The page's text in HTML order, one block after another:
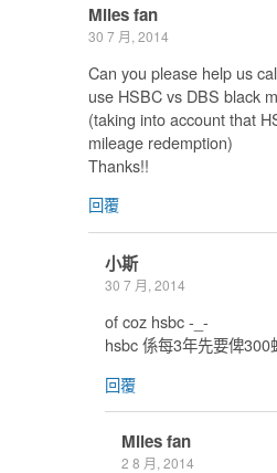
Miles fan
30 7 月, 2014
Can you please help us
use HSBC vs DBS black
(taking into account that
mileage redemption)
Thanks!!
回覆
小斯
30 7 月, 2014
of coz hsbc -_-
hsbc 係每3年先要俾300
回覆
Miles fan
2 8 月, 2014